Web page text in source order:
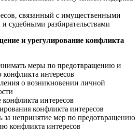
связанный с имущественными
и судебными разбирательствами
и урегулирование конфликта
меры по предотвращению и
интересов
о возникновении личной
интересов
конфликта интересов
за непринятие мер по предотвращению
конфликта интересов